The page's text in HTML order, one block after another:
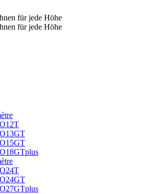
für jede Höhe
für jede Höhe